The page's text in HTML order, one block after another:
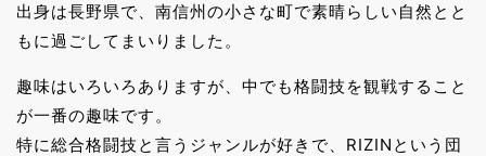
出身は長野県で、南信州の小さな町で素晴らしい自然とと
もに過ごしてまいりました。
趣味はいろいろありますが、中でも格闘技を観戦すること
が一番の趣味です。
特に総合格闘技と言うジャンルが好きで、RIZINという団